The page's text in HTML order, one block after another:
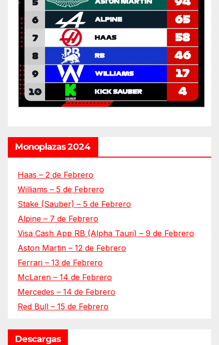
Monoplazas 2024
Haas – 2 de Febrero
Williams – 5 de Febrero
Stake (Sauber) – 5 de Febrero
Alpine – 7 de Febrero
Visa Cash App RB (Alpha Tauri) – 9 de Febrero
Aston Martin – 12 de Febrero
Ferrari – 13 de Febrero
McLaren – 14 de Febrero
Mercedes – 14 de Febrero
Red Bull – 15 de Febrero
Descargas